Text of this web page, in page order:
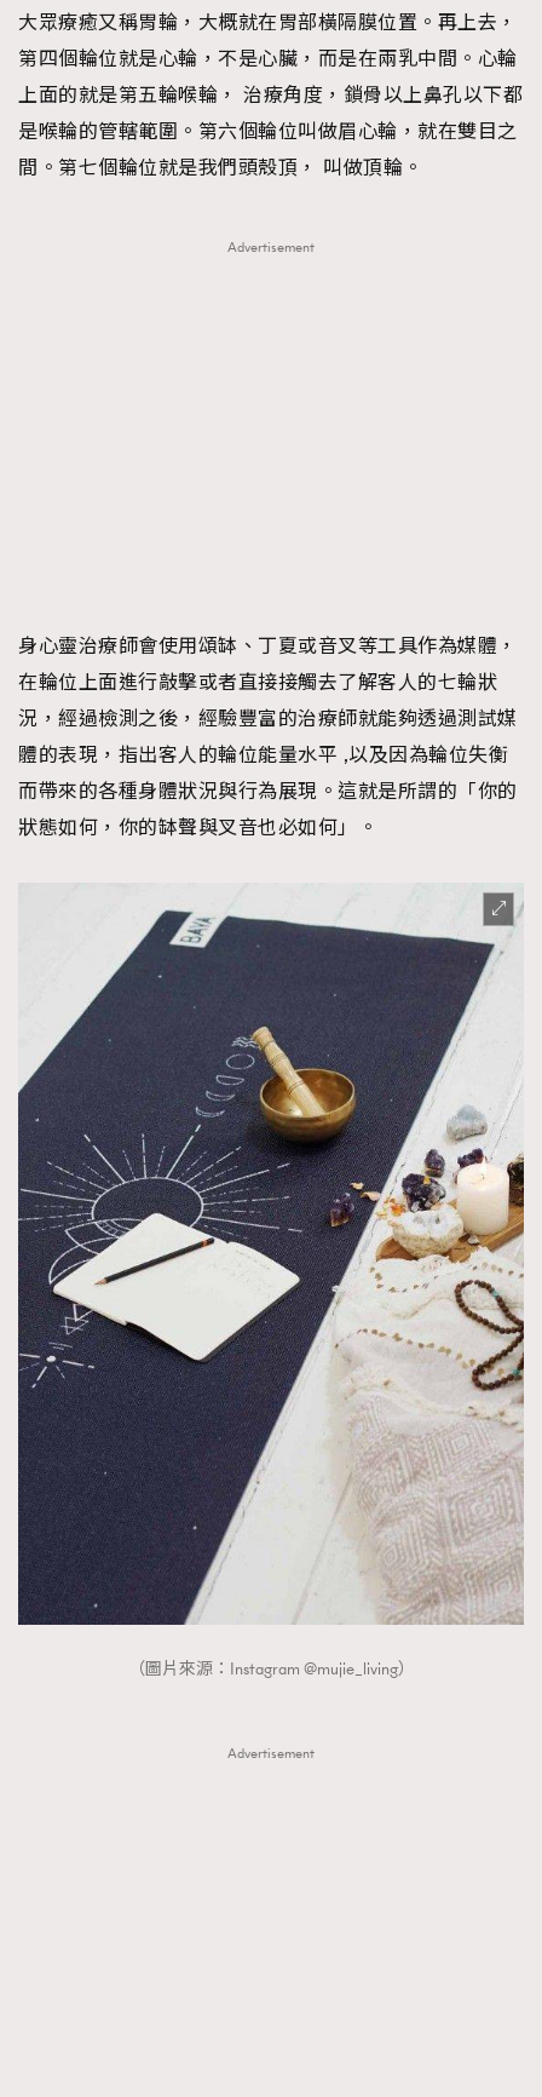
TRENDING
AFrenchMind
DressLikeAParisienne
EmpowerF
FashionWeek FigaroAesthetic
大眾療癒又稱胃輪，大概就在胃部橫隔膜位置。再上去，
第四個輪位就是心輪，不是心臟，而是在兩乳中間。心輪
上面的就是第五輪喉輪， 治療角度，鎖骨以上鼻孔以下都
是喉輪的管轄範圍。第六個輪位叫做眉心輪，就在雙目之
間。第七個輪位就是我們頭殼頂， 叫做頂輪。
Advertisement
身心靈治療師會使用頌缽、丁夏或音叉等工具作為媒體，
在輪位上面進行敲擊或者直接接觸去了解客人的七輪狀
況，經過檢測之後，經驗豐富的治療師就能夠透過測試媒
體的表現，指出客人的輪位能量水平 ,以及因為輪位失衡
而帶來的各種身體狀況與行為展現。這就是所謂的「你的
狀態如何，你的缽聲與叉音也必如何」。
（圖片來源：Instagram @mujie_living）
Advertisement